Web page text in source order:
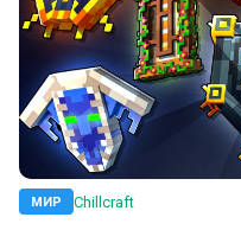
МИР Chillcraft